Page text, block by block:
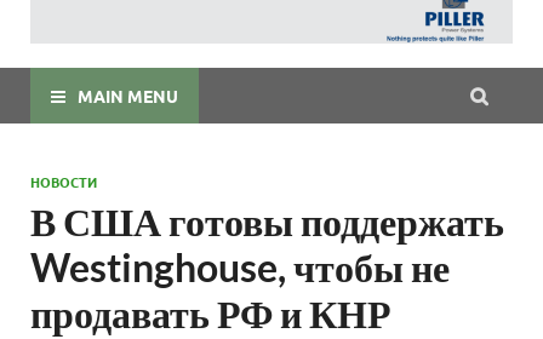
MAIN MENU
НОВОСТИ
В США готовы поддержать
Westinghouse, чтобы не
продавать РФ и КНР